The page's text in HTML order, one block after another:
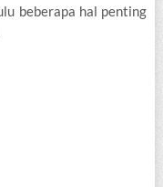
beberapa hal penting